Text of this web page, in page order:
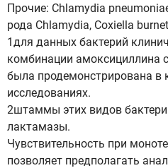
Прочие: Chlamydia
рода Chlamydia, Coxiella
1для данных бактерий
комбинации амоксициллина
была продемонстрирована в
исследованиях.
2штаммы этих видов
лактамазы.
Чувствительность при
позволяет предполагать